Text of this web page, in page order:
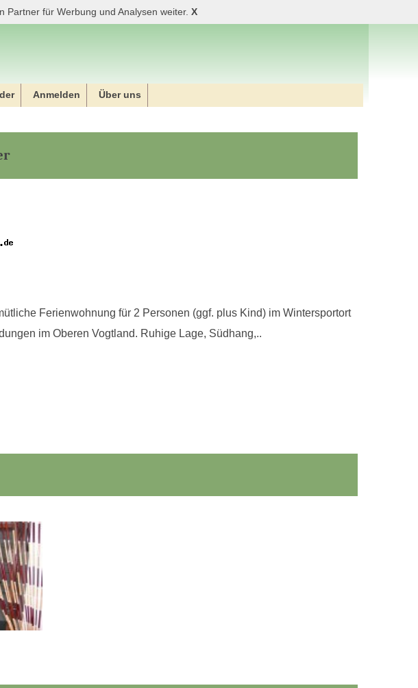
Partner für Werbung und Analysen weiter. X
Anmelden Über uns
Ferienwohnung für 2 Personen (ggf. plus Kind) im Wintersportort
im Oberen Vogtland. Ruhige Lage, Südhang,..